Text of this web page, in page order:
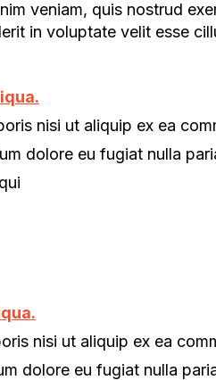
in voluptate velit esse
nisi ut aliquip ex ea
dolore eu fugiat nulla
nisi ut aliquip ex ea
dolore eu fugiat nulla